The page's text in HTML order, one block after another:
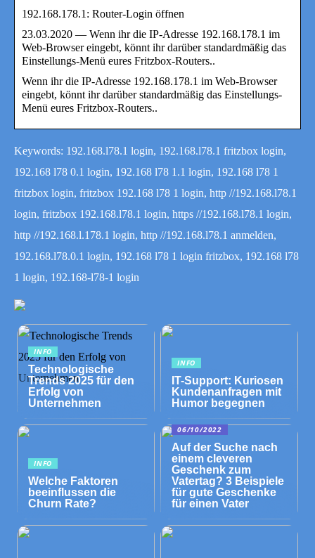
192.168.178.1: Router-Login öffnen
23.03.2020 — Wenn ihr die IP-Adresse 192.168.178.1 im
Web-Browser eingebt, könnt ihr darüber standardmäßig das
Einstellungs-Menü eures Fritzbox-Routers..
Wenn ihr die IP-Adresse 192.168.178.1 im Web-Browser
eingebt, könnt ihr darüber standardmäßig das Einstellungs-
Menü eures Fritzbox-Routers..
Keywords: 192.168.l78.1 login, 192.168.l78.1 fritzbox login,
192.168 l78 0.1 login, 192.168 l78 1.1 login, 192.168 l78 1
fritzbox login, fritzbox 192.168 l78 1 login, http //192.168.l78.1
login, fritzbox 192.168.l78.1 login, https //192.168.l78.1 login,
http //192.168.l.178.1 login, http //192.168.l78.1 anmelden,
192.168.l78.0.1 login, 192.168 l78 1 login fritzbox, 192.168 l78
1 login, 192.168-l78-1 login
INFO
Technologische
Trends 2025 für den
Erfolg von
Unternehmen
INFO
IT-Support: Kuriosen
Kundenanfragen mit
Humor begegnen
INFO
Welche Faktoren
beeinflussen die
Churn Rate?
06/10/2022
Auf der Suche nach
einem cleveren
Geschenk zum
Vatertag? 3 Beispiele
für gute Geschenke
für einen Vater